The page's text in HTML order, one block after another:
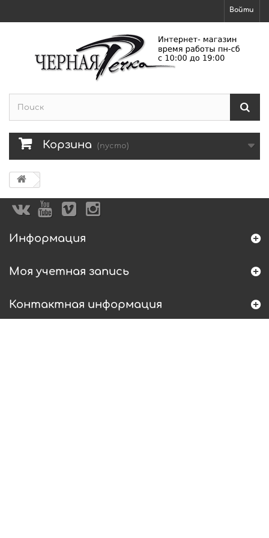
Войти
Корзина (пусто)
Информация
Моя учетная запись
Контактная информация